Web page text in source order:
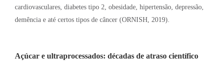
cardiovasculares, diabetes tipo 2, obesidade, hipertensão, depressão,
demência e até certos tipos de câncer (ORNISH, 2019).
Açúcar e ultraprocessados: décadas de atraso científico